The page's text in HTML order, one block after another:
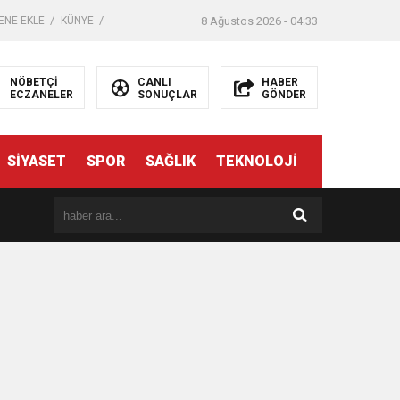
EKLE KÜNYE 8 Ağustos 2026 - 04:33
NÖBETÇİ
ECZANELER
CANLI
SONUÇLAR
HABER
GÖNDER
SİYASET SPOR SAĞLIK TEKNOLOJİ